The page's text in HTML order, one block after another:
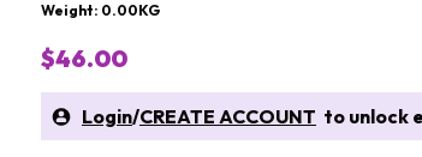
Weight: 0.00KG
$46.00
Login/CREATE ACCOUNT to unlock